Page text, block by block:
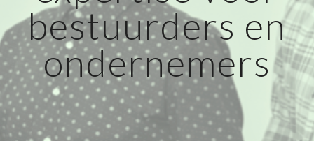
bestuurders en
ondernemers